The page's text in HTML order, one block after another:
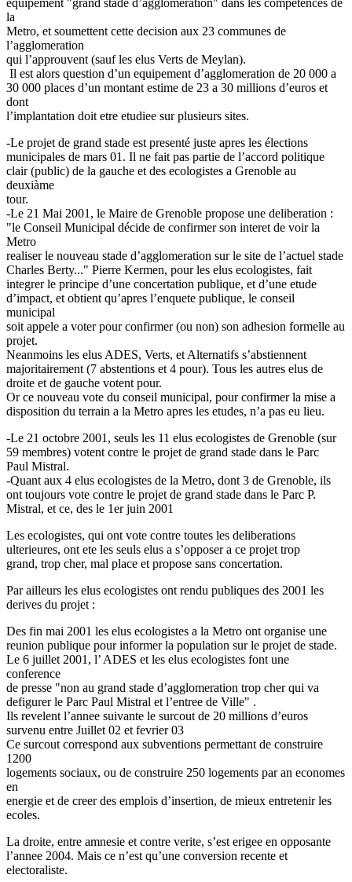
équipement "grand stade d’agglomeration" dans les competences de
la
Metro, et soumettent cette decision aux 23 communes de
l’agglomeration
qui l’approuvent (sauf les elus Verts de Meylan).
Il est alors question d’un equipement d’agglomeration de 20 000 a
30 000 places d’un montant estime de 23 a 30 millions d’euros et
dont
l’implantation doit etre etudiee sur plusieurs sites.
-Le projet de grand stade est presenté juste apres les élections
municipales de mars 01. Il ne fait pas partie de l’accord politique
clair (public) de la gauche et des ecologistes a Grenoble au
deuxiàme
tour.
-Le 21 Mai 2001, le Maire de Grenoble propose une deliberation :
"le Conseil Municipal décide de confirmer son interet de voir la
Metro
realiser le nouveau stade d’agglomeration sur le site de l’actuel stade
Charles Berty..." Pierre Kermen, pour les elus ecologistes, fait
integrer le principe d’une concertation publique, et d’une etude
d’impact, et obtient qu’apres l’enquete publique, le conseil
municipal
soit appele a voter pour confirmer (ou non) son adhesion formelle au
projet.
Neanmoins les elus ADES, Verts, et Alternatifs s’abstiennent
majoritairement (7 abstentions et 4 pour). Tous les autres elus de
droite et de gauche votent pour.
Or ce nouveau vote du conseil municipal, pour confirmer la mise a
disposition du terrain a la Metro apres les etudes, n’a pas eu lieu.
-Le 21 octobre 2001, seuls les 11 elus ecologistes de Grenoble (sur
59 membres) votent contre le projet de grand stade dans le Parc
Paul Mistral.
-Quant aux 4 elus ecologistes de la Metro, dont 3 de Grenoble, ils
ont toujours vote contre le projet de grand stade dans le Parc P.
Mistral, et ce, des le 1er juin 2001
Les ecologistes, qui ont vote contre toutes les deliberations
ulterieures, ont ete les seuls elus a s’opposer a ce projet trop
grand, trop cher, mal place et propose sans concertation.
Par ailleurs les elus ecologistes ont rendu publiques des 2001 les
derives du projet :
Des fin mai 2001 les elus ecologistes a la Metro ont organise une
reunion publique pour informer la population sur le projet de stade.
Le 6 juillet 2001, l’ ADES et les elus ecologistes font une
conference
de presse "non au grand stade d’agglomeration trop cher qui va
defigurer le Parc Paul Mistral et l’entree de Ville" .
Ils revelent l’annee suivante le surcout de 20 millions d’euros
survenu entre Juillet 02 et fevrier 03
Ce surcout correspond aux subventions permettant de construire
1200
logements sociaux, ou de construire 250 logements par an economes
en
energie et de creer des emplois d’insertion, de mieux entretenir les
ecoles.
La droite, entre amnesie et contre verite, s’est erigee en opposante
l’annee 2004. Mais ce n’est qu’une conversion recente et
electoraliste.